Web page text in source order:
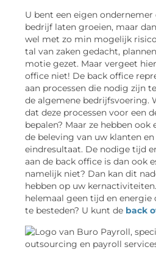
U bent een eigen
bedrijf laten groeien, maar
wel met zo min mogelijk
tal van zaken gedacht,
motie gezet. Maar vergeet
office niet! De back office
aan processen die nodig zijn
de algemene bedrijfsvoering.
dat deze processen voor een
bepalen? Maar ze hebben
de beleving van uw klanten
eindresultaat. De nodige tijd
aan de back office is dan ook
namelijk niet? Dan kan dit
hebben op uw
helemaal geen tijd en energie
te besteden? U kunt de back